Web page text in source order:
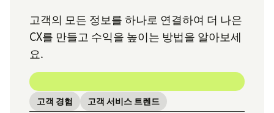
고객의 모든 정보를 하나로 연결하여 더 나은
CX를 만들고 수익을 높이는 방법을 알아보세
요.
고객 경험 고객 서비스 트렌드